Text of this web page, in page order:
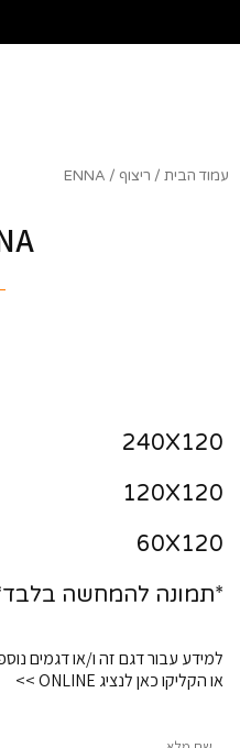
הַמְּסַיַּעַת
עמוד הבית / ריצוף / ENNA
240X120
120X120
60X120
*תמונה להמחשה
למידע עבור דגם זה ו/או דגמים
או הקליקו כאן לנציג ONLINE >>